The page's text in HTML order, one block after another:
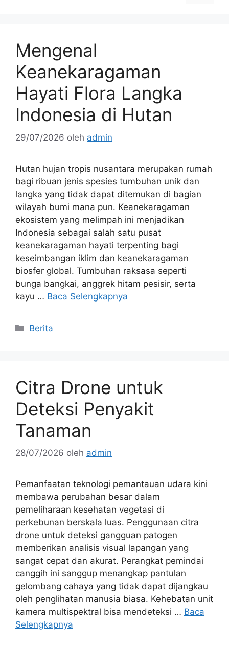
Mengenal
Keanekaragaman
Hayati Flora Langka
Indonesia di Hutan
29/07/2026 oleh admin
Hutan hujan tropis nusantara merupakan rumah
bagi ribuan jenis spesies tumbuhan unik dan
langka yang tidak dapat ditemukan di bagian
wilayah bumi mana pun. Keanekaragaman
ekosistem yang melimpah ini menjadikan
Indonesia sebagai salah satu pusat
keanekaragaman hayati terpenting bagi
keseimbangan iklim dan keanekaragaman
biosfer global. Tumbuhan raksasa seperti
bunga bangkai, anggrek hitam pesisir, serta
kayu … Baca Selengkapnya
Kategori
Berita
Citra Drone untuk
Deteksi Penyakit
Tanaman
28/07/2026 oleh admin
Pemanfaatan teknologi pemantauan udara kini
membawa perubahan besar dalam
pemeliharaan kesehatan vegetasi di
perkebunan berskala luas. Penggunaan citra
drone untuk deteksi gangguan patogen
memberikan analisis visual lapangan yang
sangat cepat dan akurat. Perangkat pemindai
canggih ini sanggup menangkap pantulan
gelombang cahaya yang tidak dapat dijangkau
oleh penglihatan manusia biasa. Kehebatan unit
kamera multispektral bisa mendeteksi … Baca
Selengkapnya